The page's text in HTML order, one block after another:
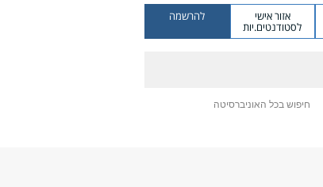
אזור אישי
לסטודנטים.יות
להרשמה
חיפוש בכל האוניברסיטה